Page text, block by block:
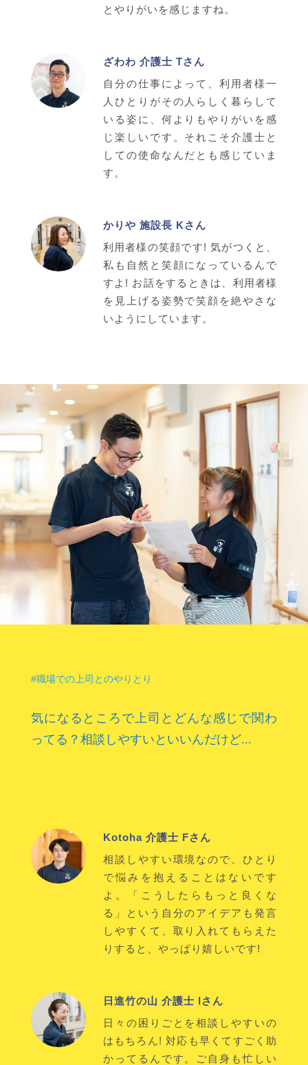
とやりがいを感じますね。
ざわわ 介護士 Tさん
自分の仕事によって、利用者様一
人ひとりがその人らしく暮らして
いる姿に、何よりもやりがいを感
じ楽しいです。それこそ介護士と
しての使命なんだとも感じていま
す。
かりや 施設長 Kさん
利用者様の笑顔です! 気がつくと、
私も自然と笑顔になっているんで
すよ! お話をするときは、利用者様
を見上げる姿勢で笑顔を絶やさな
いようにしています。
#職場での上司とのやりとり
気になるところで上司とどんな感じで関わ
ってる？相談しやすいといいんだけど...
Kotoha 介護士 Fさん
相談しやすい環境なので、ひとり
で悩みを抱えることはないです
よ。「こうしたらもっと良くな
る」という自分のアイデアも発言
しやすくて、取り入れてもらえた
りすると、やっぱり嬉しいです!
日進竹の山 介護士 Iさん
日々の困りごとを相談しやすいの
はもちろん! 対応も早くてすごく助
かってるんです。ご自身も忙しい